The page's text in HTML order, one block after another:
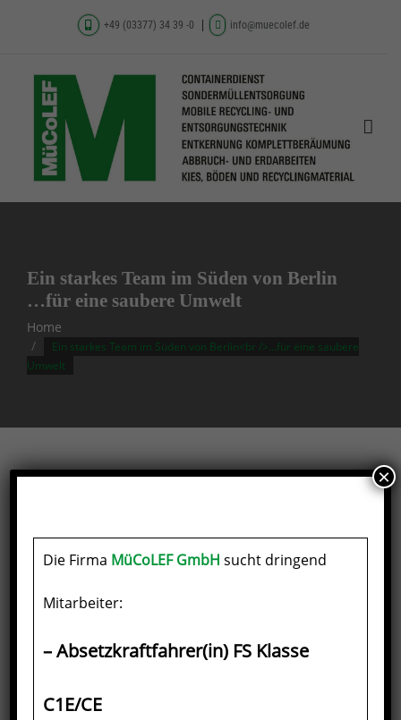
+49 (03377) 34 39 -0 info@muecolef.de
Ein starkes Team im Süden von Berlin
…für eine saubere Umwelt
Home
Ein starkes Team im Süden von Berlin<br />…für eine saubere
Umwelt
Ein starkes Team im Süden von Berlin
Die Firma MüCoLEF GmbH sucht dringend
Mitarbeiter:
– Absetzkraftfahrer(in) FS Klasse
C1E/CE
×